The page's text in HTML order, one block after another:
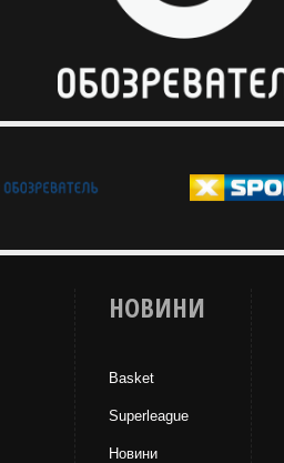
НОВИНИ
Basket
Superleague
Новини